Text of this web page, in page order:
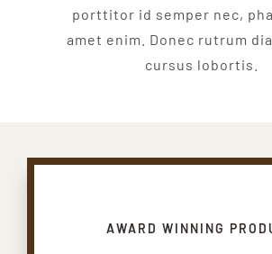
porttitor id semper nec,
amet enim. Donec rutrum
cursus lobortis.
AWARD WINNING